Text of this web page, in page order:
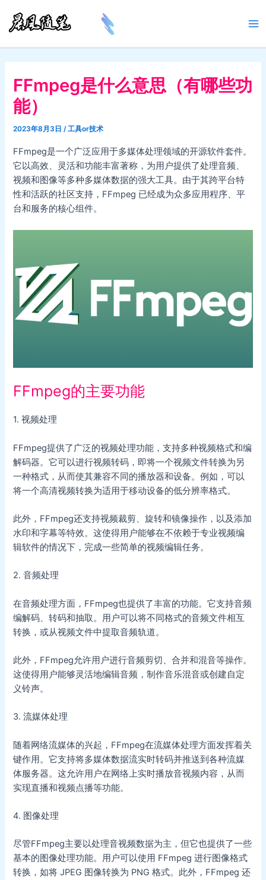
容
FFmpeg是什么意思（有哪些功
能）
2023年8月3日/工具or技术
FFmpeg是一个广泛应用于多媒体处理领域的开源软件套件。
它以高效、灵活和功能丰富著称，为用户提供了处理音频、
视频和图像等多种多媒体数据的强大工具。由于其跨平台特
性和活跃的社区支持，FFmpeg 已经成为众多应用程序、平
台和服务的核心组件。
FFmpeg的主要功能
1. 视频处理
FFmpeg提供了广泛的视频处理功能，支持多种视频格式和编
解码器。它可以进行视频转码，即将一个视频文件转换为另
一种格式，从而使其兼容不同的播放器和设备。例如，可以
将一个高清视频转换为适用于移动设备的低分辨率格式。
此外，FFmpeg还支持视频裁剪、旋转和镜像操作，以及添加
水印和字幕等特效。这使得用户能够在不依赖于专业视频编
辑软件的情况下，完成一些简单的视频编辑任务。
2. 音频处理
在音频处理方面，FFmpeg也提供了丰富的功能。它支持音频
编解码、转码和抽取。用户可以将不同格式的音频文件相互
转换，或从视频文件中提取音频轨道。
此外，FFmpeg允许用户进行音频剪切、合并和混音等操作。
这使得用户能够灵活地编辑音频，制作音乐混音或创建自定
义铃声。
3. 流媒体处理
随着网络流媒体的兴起，FFmpeg在流媒体处理方面发挥着关
键作用。它支持将多媒体数据流实时转码并推送到各种流媒
体服务器。这允许用户在网络上实时播放音视频内容，从而
实现直播和视频点播等功能。
4. 图像处理
尽管FFmpeg主要以处理音视频数据为主，但它也提供了一些
基本的图像处理功能。用户可以使用 FFmpeg 进行图像格式
转换，如将 JPEG 图像转换为 PNG 格式。此外，FFmpeg 还